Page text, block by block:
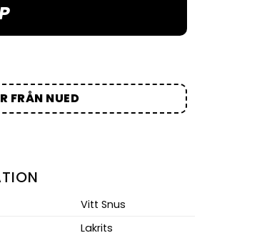
FRÅN NUED
Vitt Snus
Lakrits